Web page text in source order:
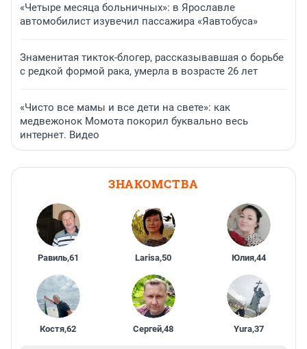
«Четыре месяца больничных»: в Ярославле
автомобилист изувечил пассажира «Яавтобуса»
Знаменитая тикток-блогер, рассказывавшая о борьбе
с редкой формой рака, умерла в возрасте 26 лет
«Чисто все мамы и все дети на свете»: как
медвежонок Момота покорил буквально весь
интернет. Видео
ЗНАКОМСТВА
Равиль,61 Larisa,50 Юлия,44
Костя,62 Сергей,48 Yura,37